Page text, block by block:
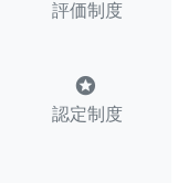
評価制度
stars
認定制度